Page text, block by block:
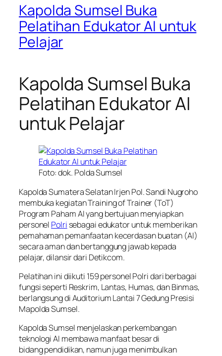
Kapolda Sumsel Buka
Pelatihan Edukator AI untuk
Pelajar
Kapolda Sumsel Buka
Pelatihan Edukator AI
untuk Pelajar
Foto: dok. Polda Sumsel
Kapolda Sumatera Selatan Irjen Pol. Sandi Nugroho
membuka kegiatan Training of Trainer (ToT)
Program Paham AI yang bertujuan menyiapkan
personel Polri sebagai edukator untuk memberikan
pemahaman pemanfaatan kecerdasan buatan (AI)
secara aman dan bertanggung jawab kepada
pelajar, dilansir dari Detikcom.
Pelatihan ini diikuti 159 personel Polri dari berbagai
fungsi seperti Reskrim, Lantas, Humas, dan Binmas,
berlangsung di Auditorium Lantai 7 Gedung Presisi
Mapolda Sumsel.
Kapolda Sumsel menjelaskan perkembangan
teknologi AI membawa manfaat besar di
bidang pendidikan, namun juga menimbulkan